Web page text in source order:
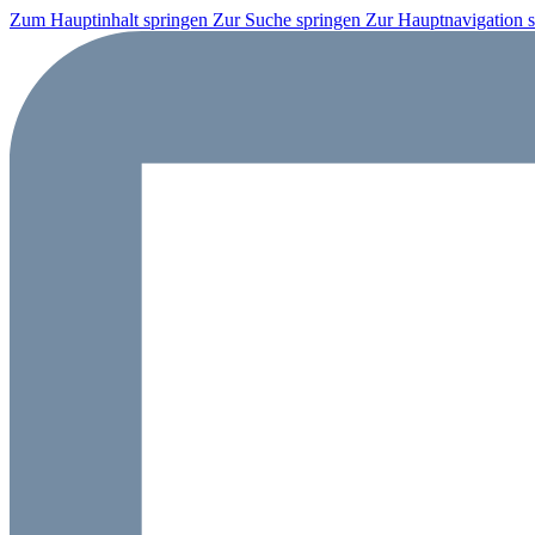
Zum Hauptinhalt springen Zur Suche springen Zur Hauptnavigation